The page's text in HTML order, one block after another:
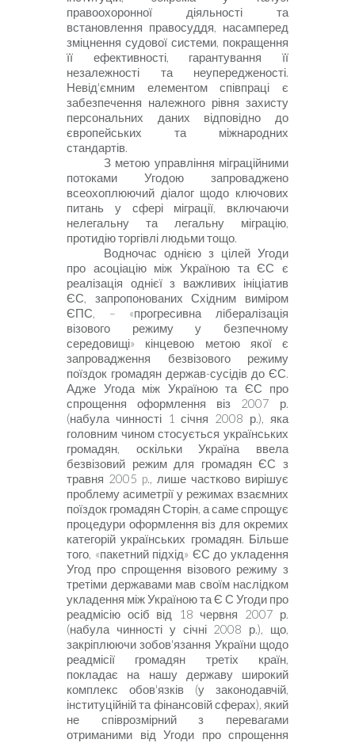
правоохоронної діяльності та
встановлення правосуддя, насамперед
зміцнення судової системи, покращення
її ефективності, гарантування її
незалежності та неупередженості.
Невід'ємним елементом співпраці є
забезпечення належного рівня захисту
персональних даних
відповідно до
європейських та міжнародних
стандартів.
З метою управління міграційними
потоками Угодою запроваджено
всеохоплюючий діалог щодо ключових
питань у сфері міграції, включаючи
нелегальну та легальну міграцію,
протидію торгівлі людьми тощо.
Водночас однією з цілей Угоди
про асоціацію між Україною та ЄС є
реалізація однієї з важливих ініціатив
ЄС, запропонованих Східним виміром
ЄПС, –
«прогресивна лібералізація
візового режиму у безпечному
середовищі» кінцевою метою якої є
запровадження безвізового режиму
поїздок громадян держав-сусідів до ЄС.
Адже Угода між Україною та ЄС про
спрощення оформлення віз 2007 р.
(набула чинності 1 січня 2008 р.), яка
головним чином стосується українських
громадян, оскільки Україна ввела
безвізовий режим для громадян ЄС з
травня 2005 p., лише частково вирішує
проблему асиметрії у режимах взаємних
поїздок громадян Сторін, а саме спрощує
процедури оформлення віз для окремих
категорій українських громадян. Більше
того, «пакетний підхід» ЄС до укладення
Угод про спрощення візового режиму з
третіми державами мав своїм наслідком
укладення між Україною та Є С Угоди про
реадмісію осіб від 18 червня 2007 р.
(набула чинності у січні 2008 р.), що,
закріплюючи зобов'язання України щодо
реадмісії громадян третіх країн,
покладає на нашу державу широкий
комплекс обов'язків (у законодавчій,
інституційній та фінансовій сферах), який
не співрозмірний з перевагами
отриманими від Угоди про спрощення